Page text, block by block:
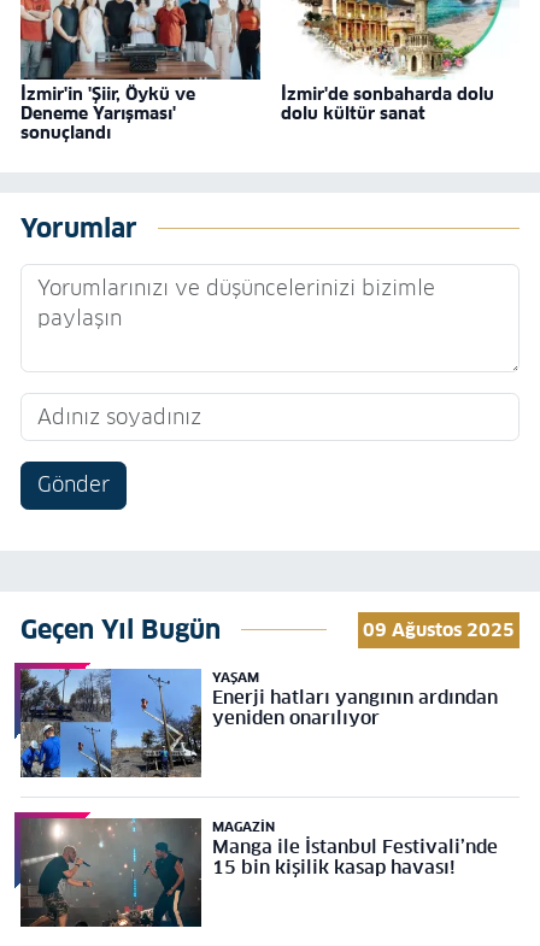
İzmir'in 'Şiir, Öykü ve
Deneme Yarışması'
sonuçlandı
İzmir'de sonbaharda dolu
dolu kültür sanat
Yorumlar
Gönder
Geçen Yıl Bugün 09 Ağustos 2025
YAŞAM
Enerji hatları yangının ardından
yeniden onarılıyor
MAGAZIN
Manga ile İstanbul Festivali’nde
15 bin kişilik kasap havası!